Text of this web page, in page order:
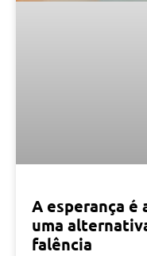
A esperança é
uma
falência